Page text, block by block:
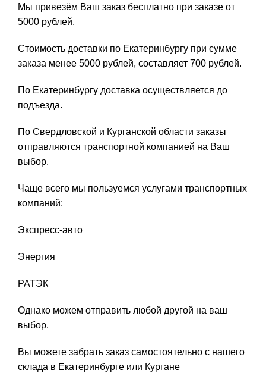
Мы привезём Ваш заказ бесплатно при заказе от
5000 рублей.
Стоимость доставки по Екатеринбургу при сумме
заказа менее 5000 рублей, составляет 700 рублей.
По Екатеринбургу доставка осуществляется до
подъезда.
По Свердловской и Курганской области заказы
отправляются транспортной компанией на Ваш
выбор.
Чаще всего мы пользуемся услугами транспортных
компаний:
Экспресс-авто
Энергия
РАТЭК
Однако можем отправить любой другой на ваш
выбор.
Вы можете забрать заказ самостоятельно с нашего
склада в Екатеринбурге или Кургане